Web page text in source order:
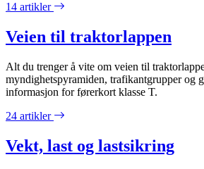
14 artikler
Veien til traktorlappen
Alt du trenger å vite om veien til
myndighetspyramiden, trafikantgrupper og
informasjon for førerkort klasse T.
24 artikler
Vekt, last og lastsikring